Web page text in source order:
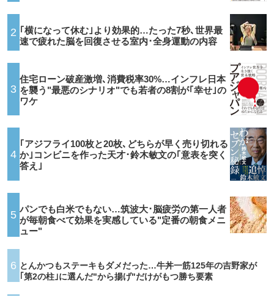
2 ｢横になって休む｣より効果的…たった7秒､世界最
速で疲れた脳を回復させる室内･全身運動の内容
3
住宅ローン破産激増､消費税率30%…インフレ日本
を襲う"最悪のシナリオ"でも若者の8割が｢幸せ｣の
ワケ
4
｢アジフライ100枚と20枚､どちらが早く売り切れる
か｣コンビニを作った天才･鈴木敏文の｢意表を突く
答え｣
5 パンでも白米でもない…筑波大･脳疲労の第一人者
が毎朝食べて効果を実感している"定番の朝食メニ
ュー"
6 とんかつもステーキもダメだった…牛丼一筋125年の吉野家が
｢第2の柱｣に選んだ"から揚げ"だけがもつ勝ち要素